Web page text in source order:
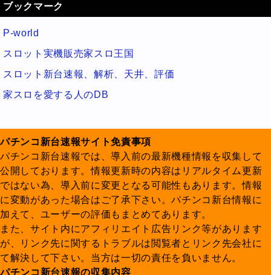
ブックマーク
P-world
スロット実機販売家スロ王国
スロット新台速報、解析、天井、評価
家スロを愛する人のDB
パチンコ新台速報サイト免責事項
パチンコ新台速報では、導入前の最新機種情報を収集して
公開しております。情報更新時の内容はリアルタイム更新
ではない為、導入前に変更となる可能性もあります。情報
に変動があった場合はご了承下さい。パチンコ新台情報に
加えて、ユーザーの評価もまとめてあります。
また、サイト内にアフィリエイト広告リンク等があります
が、リンク先に関するトラブルは閲覧者とリンク先会社に
て解決して下さい。当方は一切の責任を負いません。
パチンコ新台速報の収集内容